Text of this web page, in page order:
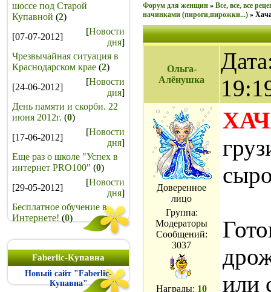
шоссе под Старой
Купавной (2)
[07-07-2012]
[Новости
дня]
Чрезвычайная ситуация в
Краснодарском крае (2)
[24-06-2012]
[Новости
дня]
День памяти и скорби. 22
июня 2012г. (0)
[17-06-2012]
[Новости
дня]
Еще раз о школе "Успех в
интернет PRO100" (0)
[29-05-2012]
[Новости
дня]
Бесплатное обучение в
Интернете! (0)
Faberlic-Купавна
Новый сайт "Faberlic-
Купавна"
Форум для женщин » Все, все, все
начинками (пироги,пирожки...) »
Ольга-
Алёнушка
Доверенное
лицо
Группа:
Модераторы
Сообщений:
3037
Награды: 10
или